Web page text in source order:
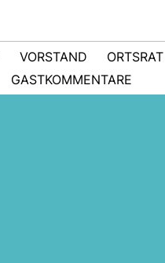
VORSTAND
ORTSRAT
GASTKOMMENTARE